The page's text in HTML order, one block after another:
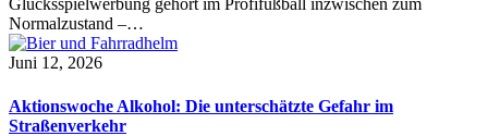
Glücksspielwerbung gehört im Profifußball inzwischen zum
Normalzustand –…
Juni 12, 2026
Aktionswoche Alkohol: Die unterschätzte Gefahr im
Straßenverkehr